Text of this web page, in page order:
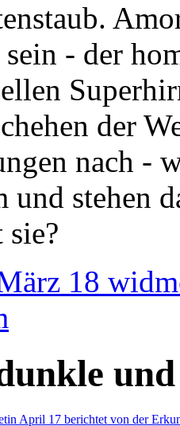
- der
der
nach -
und stehen
sie?
18
April 17 berichtet von der